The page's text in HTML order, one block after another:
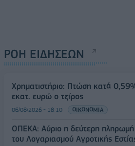
ΡΟΗ ΕΙΔΗΣΕΩΝ
Χρηματιστήριο: Πτώση κατά
εκατ. ευρώ ο τζίρος
06/08/2026 - 18:10 ΟΙΚΟΝΟΜΙΑ
ΟΠΕΚΑ: Αύριο η δεύτερη
του Λογαριασμού Αγροτικής